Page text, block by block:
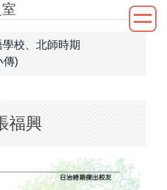
校、北師時期
傳)
福興